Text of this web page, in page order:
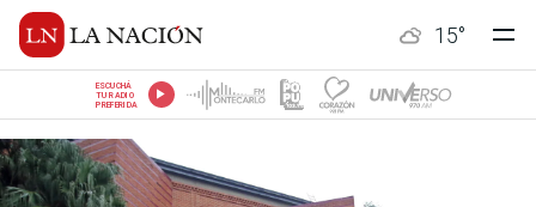
15°
ESCUCHÁ
TU RADIO
PREFERIDA